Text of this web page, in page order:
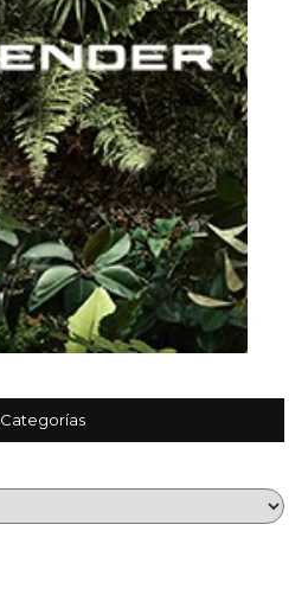
Categorías